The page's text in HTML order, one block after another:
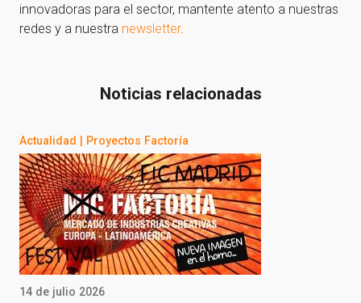
nuestra newsletter!
¡Gracias por suscribirte a nuestra newsletter!
Ir a la home
innovadoras para el sector, mantente atento a nuestras
redes y a nuestra newsletter.
Noticias relacionadas
Actualidad Proyectos Factoría
14 de julio 2026